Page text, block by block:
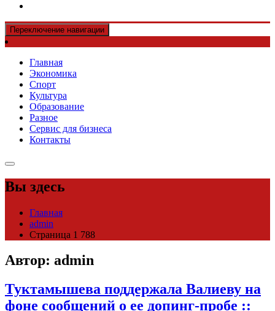
Переключение навигации
Главная
Экономика
Спорт
Культура
Образование
Разное
Сервис для бизнеса
Контакты
Вы здесь
Главная
admin
Страница 1 788
Автор: admin
Туктамышева поддержала Валиеву на
фоне сообщений о ее допинг-пробе ::